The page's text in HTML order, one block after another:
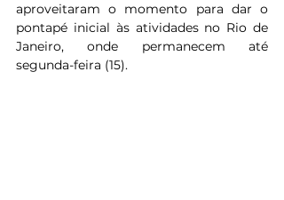
aproveitaram o momento para dar o
pontapé inicial às atividades no Rio de
Janeiro, onde permanecem até
segunda-feira (15).